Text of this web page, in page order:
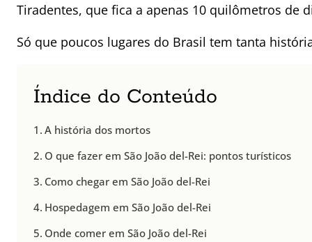
Tiradentes, que fica a apenas 10 quilômetros de
Só que poucos lugares do Brasil tem tanta
Índice do Conteúdo
A história dos mortos
O que fazer em São João del-Rei: pontos turísticos
Como chegar em São João del-Rei
Hospedagem em São João del-Rei
Onde comer em São João del-Rei